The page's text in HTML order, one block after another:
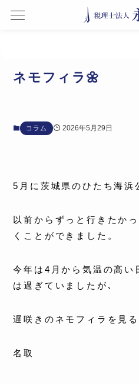
ネモフィラ🌼
コラム 2026年5月29日
5月に茨城県のひたち海浜
以前からずっと行きたか
くことができました。
今年は4月から気温の高い
は過ぎていましたが､
遅咲きのネモフィラを見
名取